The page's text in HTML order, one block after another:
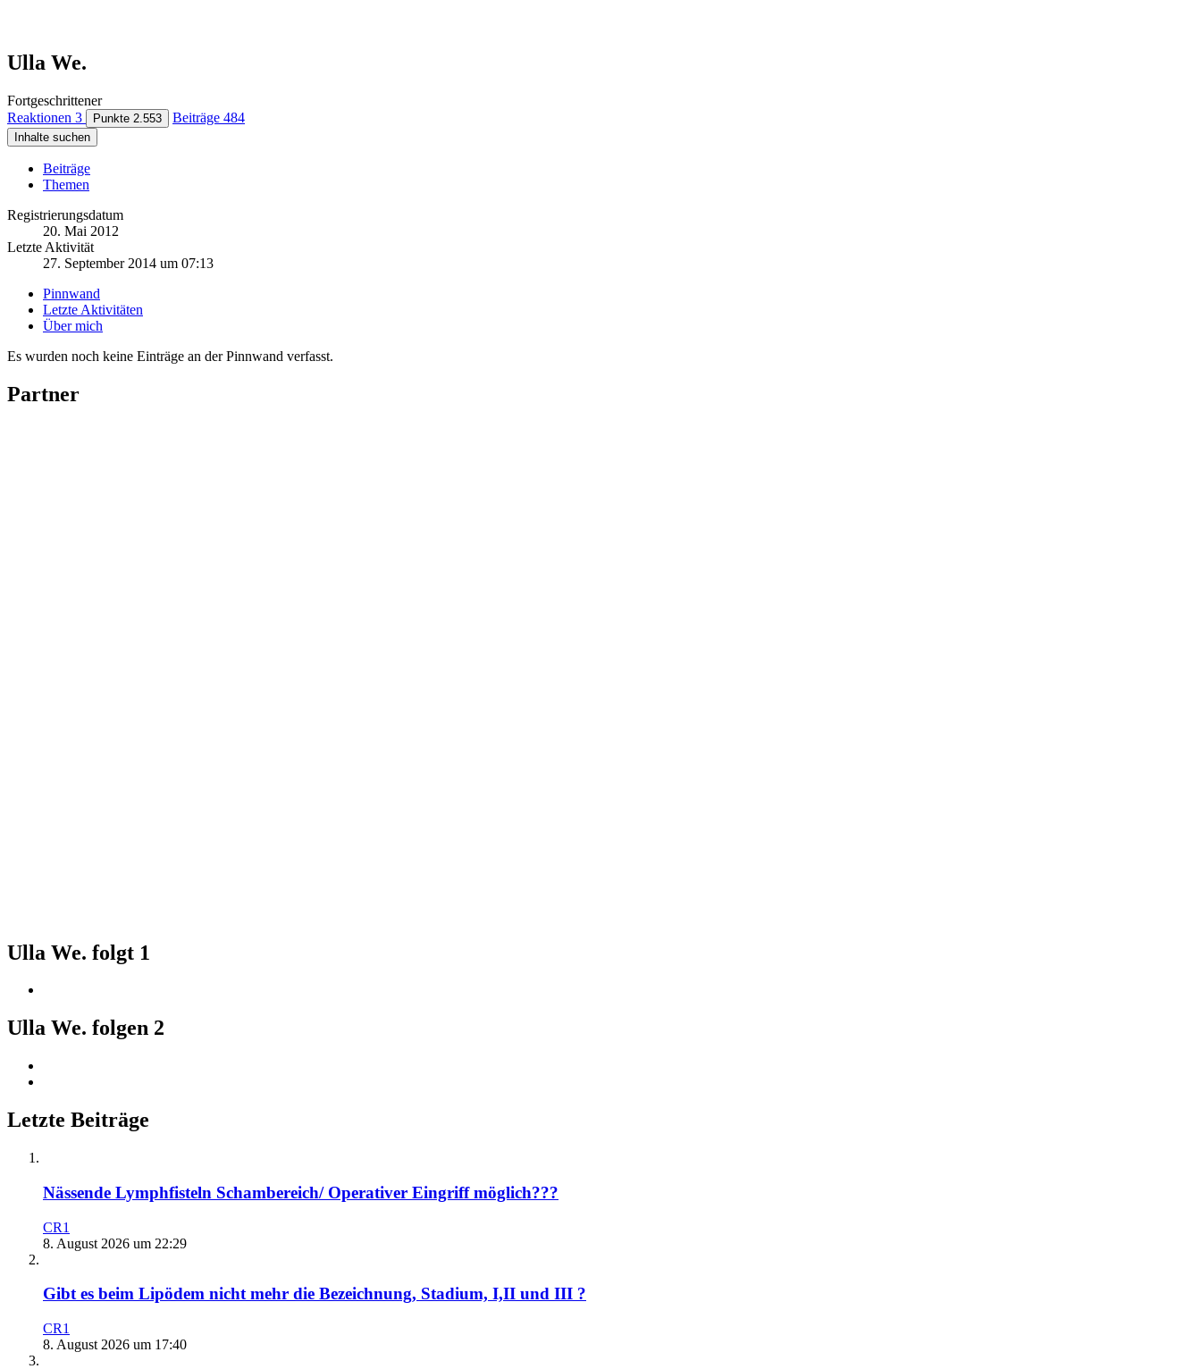
Ulla We.
Fortgeschrittener
Reaktionen 3 Punkte 2.553 Beiträge 484
Inhalte suchen
Beiträge
Themen
Registrierungsdatum
20. Mai 2012
Letzte Aktivität
27. September 2014 um 07:13
Pinnwand
Letzte Aktivitäten
Über mich
Es wurden noch keine Einträge an der Pinnwand verfasst.
Partner
Ulla We. folgt 1
Ulla We. folgen 2
Letzte Beiträge
Nässende Lymphfisteln Schambereich/ Operativer Eingriff möglich???
CR1
8. August 2026 um 22:29
Gibt es beim Lipödem nicht mehr die Bezeichnung, Stadium, I,II und III ?
CR1
8. August 2026 um 17:40